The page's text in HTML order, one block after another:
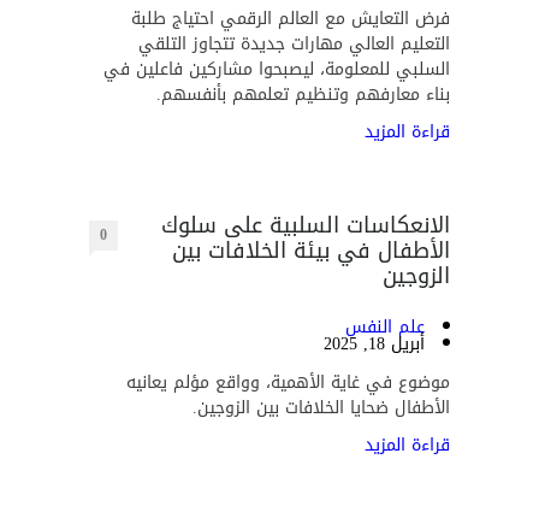
فرض التعايش مع العالم الرقمي احتياج طلبة
التعليم العالي مهارات جديدة تتجاوز التلقي
السلبي للمعلومة، ليصبحوا مشاركين فاعلين في
بناء معارفهم وتنظيم تعلمهم بأنفسهم.
قراءة المزيد
الانعكاسات السلبية على سلوك
الأطفال في بيئة الخلافات بين
الزوجين
0
علم النفس
أبريل 18, 2025
موضوع في غاية الأهمية، وواقع مؤلم يعانيه
الأطفال ضحايا الخلافات بين الزوجين.
قراءة المزيد